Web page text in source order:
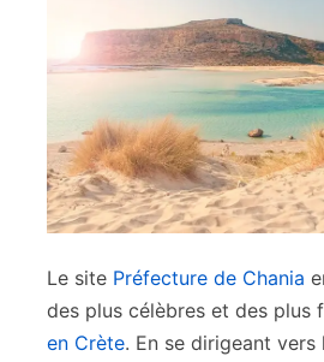
Le site Préfecture de Chania
des plus célèbres et des plus
en Crète. En se dirigeant vers